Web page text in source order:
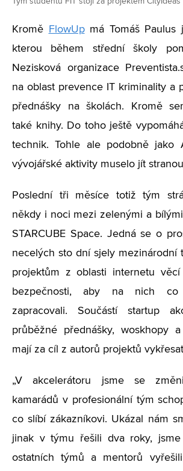
Kromě FlowUpmá Tomáš Paulus
kterou během střední školy
Nezisková organizace
na oblast prevence IT kriminality a
přednášky na školách. Kromě
také knihy. Do toho ještě
technik. Tohle ale podobně jako
vývojářské aktivity muselo jít
Poslední tři měsíce totiž tým
někdy i noci mezi zelenými a
STARCUBE Space. Jedná se o
necelých sto dní sjely mezinárodní
projektům z oblasti internetu
bezpečnosti, aby na nich co
zapracovali. Součástí startup
průběžné přednášky, woskhopy
mají za cíl z autorů projektů
„V akcelerátoru jsme se
kamarádů v profesionální tým
co slíbí zákazníkovi. Ukázal nám
jinak v týmu řešili dva roky,
ostatních týmů a mentorů